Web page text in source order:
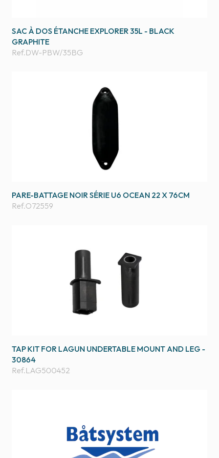
SAC À DOS ÉTANCHE EXPLORER 35L - BLACK
GRAPHITE
Ref.DW-PBW/35BG
PARE-BATTAGE NOIR SÉRIE U6 OCEAN 22 X 76CM
Ref.O72559
TAP KIT FOR LAGUN UNDERTABLE MOUNT AND LEG -
30864
Ref.LAG500452